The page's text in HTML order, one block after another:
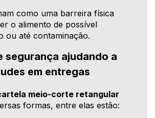
como uma barreira física
o alimento de possível
ou até contaminação.
segurança ajudando a
em entregas
meio-corte retangular
formas, entre elas estão: